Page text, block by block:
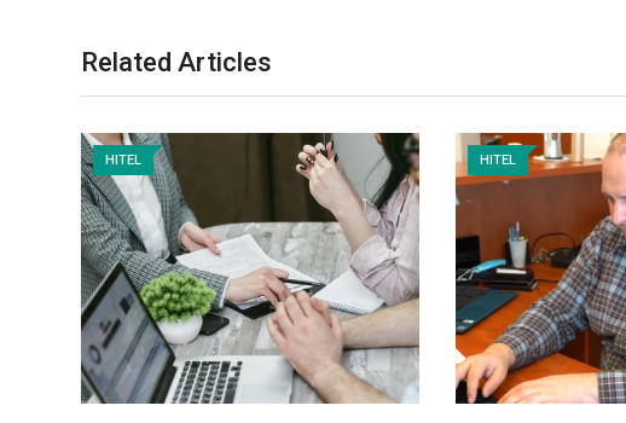
Related Articles
HITEL HITEL